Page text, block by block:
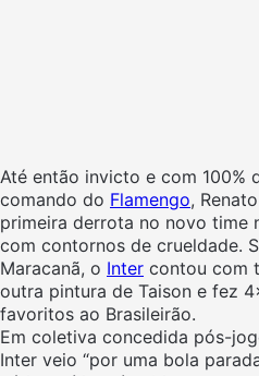
Até então invicto e com 100%
comando do Flamengo,
primeira derrota no novo time
com contornos de crueldade.
Maracanã, o Inter contou com
outra pintura de Taison e fez
favoritos ao Brasileirão.
Em coletiva concedida pós-
Inter veio “por uma bola